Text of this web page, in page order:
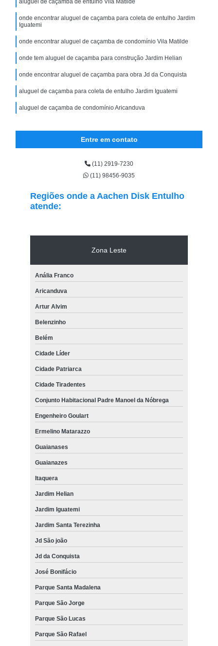
onde encontrar aluguel de caçamba para coleta de entulho Jardim
Iguatemi
onde encontrar aluguel de caçamba de condomínio Vila Matilde
onde tem aluguel de caçamba para construção Jardim Helian
onde encontrar aluguel de caçamba para obra Jd da Conquista
aluguel de caçamba para coleta de entulho Jardim Iguatemi
aluguel de caçamba de condomínio Aricanduva
Entre em contato
(11) 2919-7230
(11) 98456-9035
Regiões onde a Aachen Disk Entulho
atende:
Zona Leste
Anália Franco
Aricanduva
Artur Alvim
Belenzinho
Belém
Cidade Líder
Cidade Patriarca
Cidade Tiradentes
Conjunto Habitacional Padre Manoel da Nóbrega
Engenheiro Goulart
Ermelino Matarazzo
Guaianases
Guaianazes
Itaquera
Jardim Helian
Jardim Iguatemi
Jardim Santa Terezinha
Jd São joão
Jd da Conquista
José Bonifácio
Parque Santa Madalena
Parque São Jorge
Parque São Lucas
Parque São Rafael